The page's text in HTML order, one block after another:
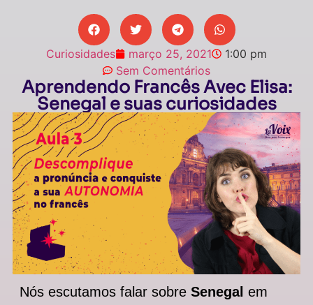
Curiosidades março 25, 2021
1:00 pm
Sem Comentários
Aprendendo Francês Avec Elisa:
Senegal e suas curiosidades
Nós escutamos falar sobre Senegal em